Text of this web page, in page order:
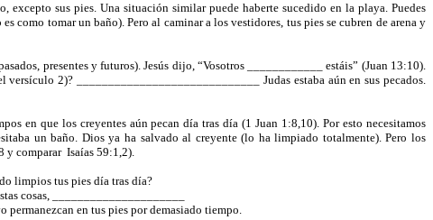
sus pies. Una situación similar puede haberte sucedido en la playa. Puedes
como tomar un baño). Pero al caminar a los vestidores, tus pies se cubren de arena y
presentes y futuros). Jesús dijo, “Vosotros ____________ estáis” (Juan 13:10).
2)? _____________________________ Judas estaba aún en sus pecados.
en que los creyentes aún pecan día tras día (1 Juan 1:8,10). Por esto necesitamos
un baño. Dios ya ha salvado al creyente (lo ha limpiado totalmente). Pero los
y comparar Isaías 59:1,2).
limpios tus pies día tras día?
cosas, _____________________
en tus pies por demasiado tiempo.